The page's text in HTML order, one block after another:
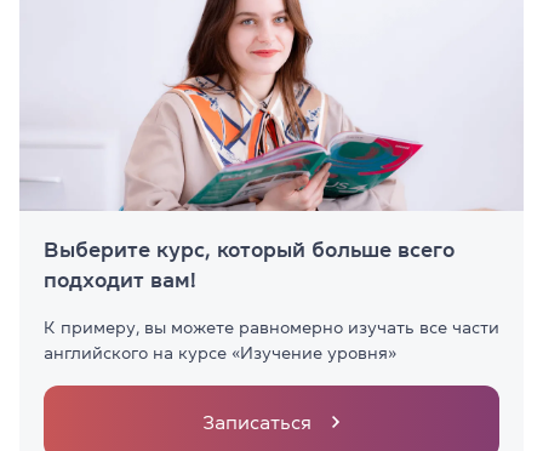
Выберите курс, который больше всего
подходит вам!
К примеру, вы можете равномерно изучать все части
английского на курсе «Изучение уровня»
Записаться